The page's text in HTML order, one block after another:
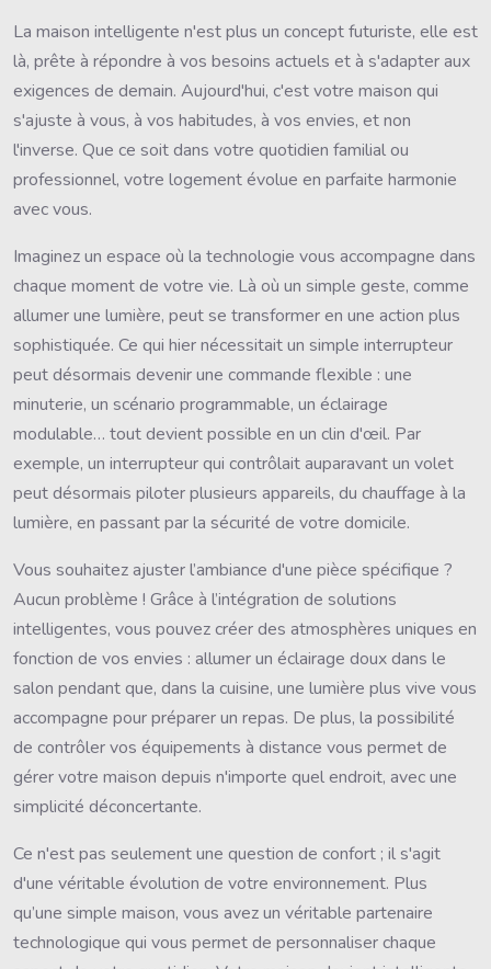
La maison intelligente n'est plus un concept futuriste, elle est
là, prête à répondre à vos besoins actuels et à s'adapter aux
exigences de demain. Aujourd'hui, c'est votre maison qui
s'ajuste à vous, à vos habitudes, à vos envies, et non
l'inverse. Que ce soit dans votre quotidien familial ou
professionnel, votre logement évolue en parfaite harmonie
avec vous.
Imaginez un espace où la technologie vous accompagne dans
chaque moment de votre vie. Là où un simple geste, comme
allumer une lumière, peut se transformer en une action plus
sophistiquée. Ce qui hier nécessitait un simple interrupteur
peut désormais devenir une commande flexible : une
minuterie, un scénario programmable, un éclairage
modulable… tout devient possible en un clin d'œil. Par
exemple, un interrupteur qui contrôlait auparavant un volet
peut désormais piloter plusieurs appareils, du chauffage à la
lumière, en passant par la sécurité de votre domicile.
Vous souhaitez ajuster l’ambiance d'une pièce spécifique ?
Aucun problème ! Grâce à l’intégration de solutions
intelligentes, vous pouvez créer des atmosphères uniques en
fonction de vos envies : allumer un éclairage doux dans le
salon pendant que, dans la cuisine, une lumière plus vive vous
accompagne pour préparer un repas. De plus, la possibilité
de contrôler vos équipements à distance vous permet de
gérer votre maison depuis n'importe quel endroit, avec une
simplicité déconcertante.
Ce n'est pas seulement une question de confort ; il s'agit
d'une véritable évolution de votre environnement. Plus
qu’une simple maison, vous avez un véritable partenaire
technologique qui vous permet de personnaliser chaque